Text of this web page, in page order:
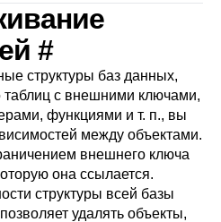
#
структуры баз данных,
с внешними ключами,
функциями и т. п., вы
между объектами.
внешнего ключа
она ссылается.
структуры всей базы
удалять объекты,